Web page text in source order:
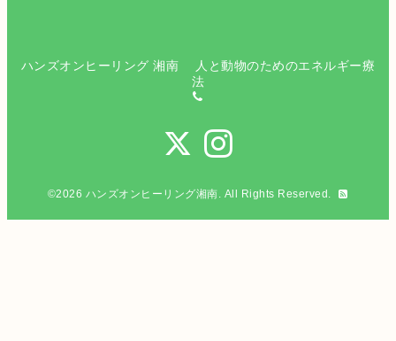
ハンズオンヒーリング 湘南 人と動物のためのエネルギー療
法
©2026 ハンズオンヒーリング湘南. All Rights Reserved.